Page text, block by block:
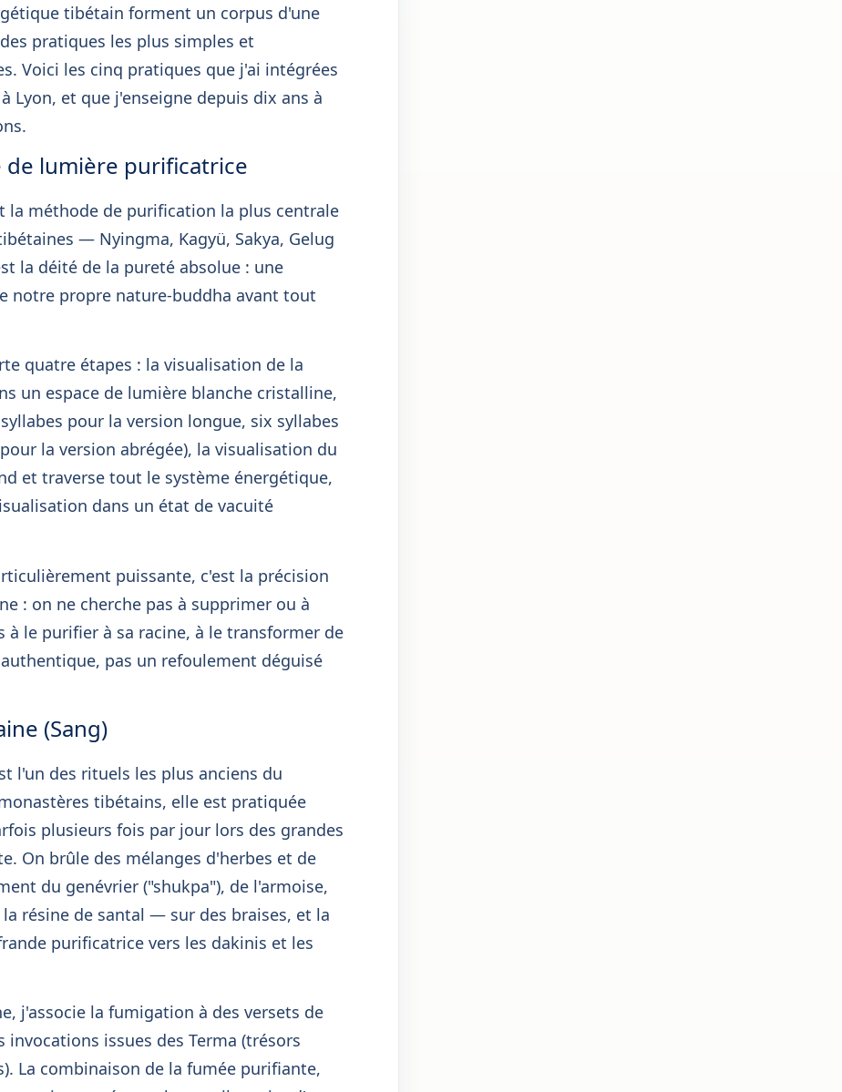
tibétain forment un corpus d'une
pratiques les plus simples et
Voici les cinq pratiques que j'ai intégrées
Lyon, et que j'enseigne depuis dix ans à
de lumière purificatrice
la méthode de purification la plus centrale
— Nyingma, Kagyü, Sakya, Gelug
la déité de la pureté absolue : une
notre propre nature-buddha avant tout
quatre étapes : la visualisation de la
un espace de lumière blanche cristalline,
pour la version longue, six syllabes
la version abrégée), la visualisation du
et traverse tout le système énergétique,
dans un état de vacuité
puissante, c'est la précision
: on ne cherche pas à supprimer ou à
le purifier à sa racine, à le transformer de
pas un refoulement déguisé
(Sang)
l'un des rituels les plus anciens du
tibétains, elle est pratiquée
plusieurs fois par jour lors des grandes
On brûle des mélanges d'herbes et de
du genévrier ("shukpa"), de l'armoise,
résine de santal — sur des braises, et la
purificatrice vers les dakinis et les
j'associe la fumigation à des versets de
issues des Terma (trésors
La combinaison de la fumée purifiante,